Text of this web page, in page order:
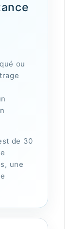
ou
de 30
une